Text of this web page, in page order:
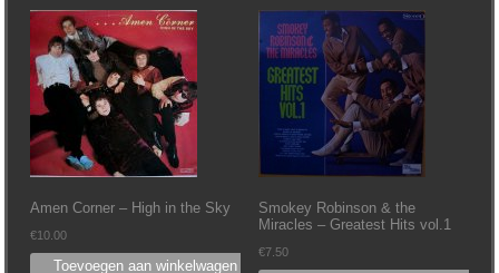
Amen Corner – High in the Sky
€10.00
Toevoegen aan winkelwagen
Smokey Robinson & the
Miracles – Greatest Hits vol.1
€7.50